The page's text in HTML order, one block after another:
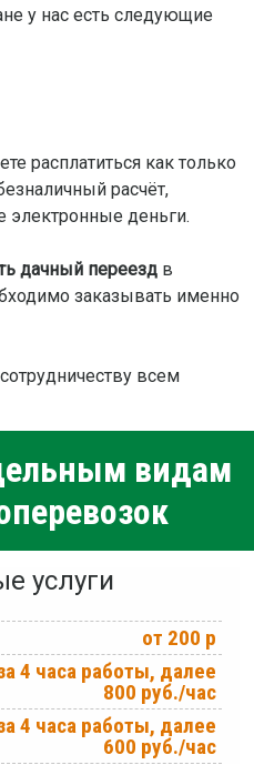
у нас есть следующие
расплатиться как только
расчёт,
электронные деньги.
дачный переездв
заказывать именно
всем
видам
услуги
от 200 р
4 часа работы, далее
800 руб./час
4 часа работы, далее
600 руб./час